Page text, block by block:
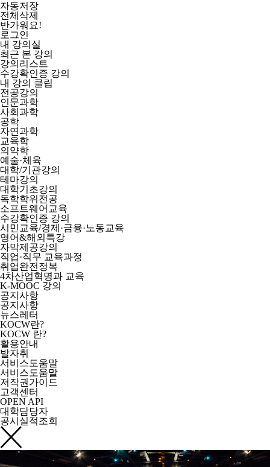
자동저장
전체삭제
반가워요!
로그인
내 강의실
최근 본 강의
강의리스트
수강확인증 강의
내 강의 클립
전공강의
인문과학
사회과학
공학
자연과학
교육학
의약학
예술·체육
대학/기관강의
테마강의
대학기초강의
독학학위전공
소프트웨어교육
수강확인증 강의
시민교육/경제·금융·노동교육
영어&해외특강
자막제공강의
직업·직무 교육과정
취업완전정복
4차산업혁명과 교육
K-MOOC 강의
공지사항
공지사항
뉴스레터
KOCW란?
KOCW 란?
활용안내
발자취
서비스도움말
서비스도움말
저작권가이드
고객센터
OPEN API
대학담당자
공시실적조회